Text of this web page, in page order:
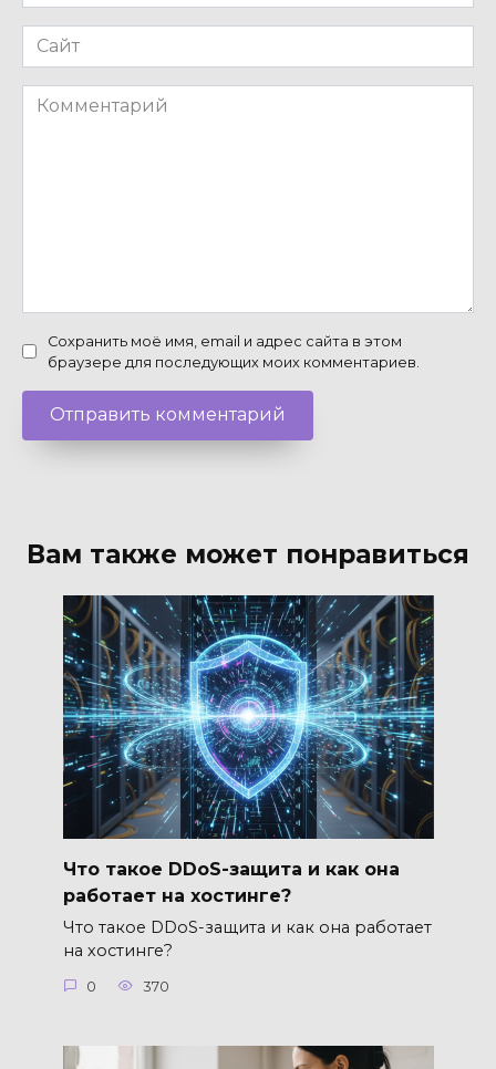
Сайт
Комментарий
Сохранить моё имя, email и адрес сайта в этом
браузере для последующих моих комментариев.
Вам также может понравиться
Что такое DDoS-защита и как она
работает на хостинге?
Что такое DDoS-защита и как она работает
на хостинге?
0 370